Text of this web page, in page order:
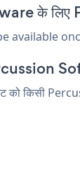
के लिए
available
को किसी